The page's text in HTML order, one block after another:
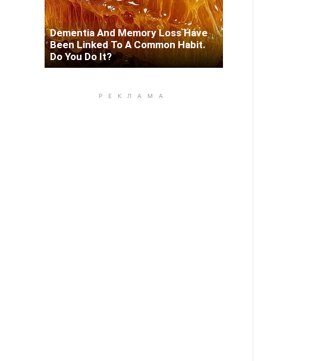
Dementia And Memory Loss Have
Been Linked To A Common Habit.
Do You Do It?